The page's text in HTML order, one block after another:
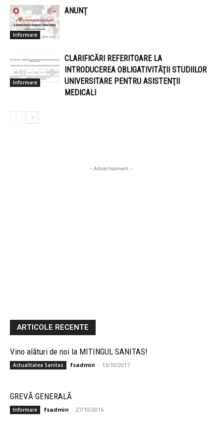
Informare
ANUNȚ
Informare
CLARIFICĂRI REFERITOARE LA
INTRODUCEREA OBLIGATIVITĂŢII STUDIILOR
UNIVERSITARE PENTRU ASISTENŢII
MEDICALI
- Advertisement -
ARTICOLE RECENTE
Vino alături de noi la MITINGUL SANITAS!
Actualitatea Sanitas fsadmin - 13/10/2017
GREVĂ GENERALĂ
Informare fsadmin - 27/10/2016